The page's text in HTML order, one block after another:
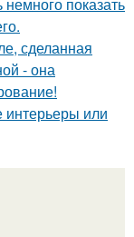
показать
сделанная
- она
интерьеры или